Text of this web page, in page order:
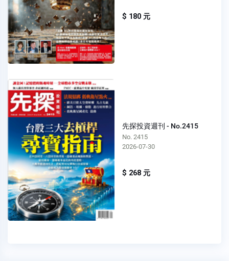
$ 180 元
先探投資週刊 - No.2415
No. 2415
2026-07-30
$ 268 元